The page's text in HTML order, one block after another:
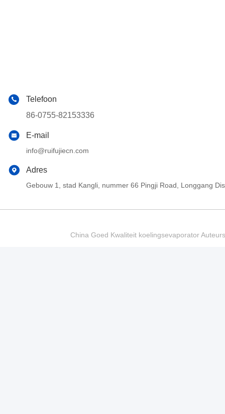
Telefoon
86-0755-82153336
E-mail
info@ruifujiecn.com
Adres
Gebouw 1, stad Kangli, nummer 66 Pingji Road, Longgang
China Goed Kwaliteit koelingsevaporator